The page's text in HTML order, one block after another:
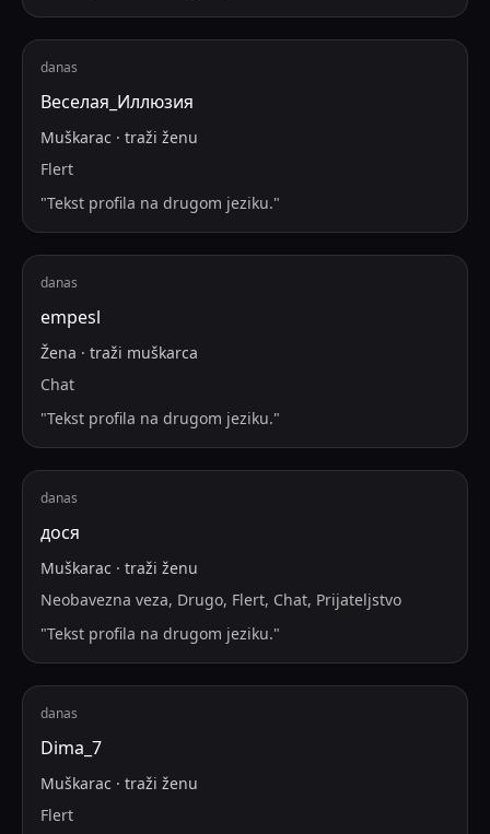
danas
Веселая_Иллюзия
Muškarac · traži ženu
Flert
"Tekst profila na drugom jeziku."
danas
empesl
Žena · traži muškarca
Chat
"Tekst profila na drugom jeziku."
danas
дося
Muškarac · traži ženu
Neobavezna veza, Drugo, Flert, Chat, Prijateljstvo
"Tekst profila na drugom jeziku."
danas
Dima_7
Muškarac · traži ženu
Flert